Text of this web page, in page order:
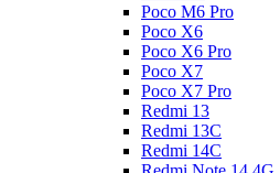
Poco M6 Pro
Poco X6
Poco X6 Pro
Poco X7
Poco X7 Pro
Redmi 13
Redmi 13C
Redmi 14C